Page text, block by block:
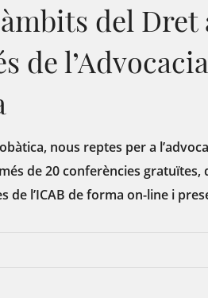
del Dret
de
nous reptes per a
de 20 conferències gratuïtes,
de l’ICAB de forma on-line i